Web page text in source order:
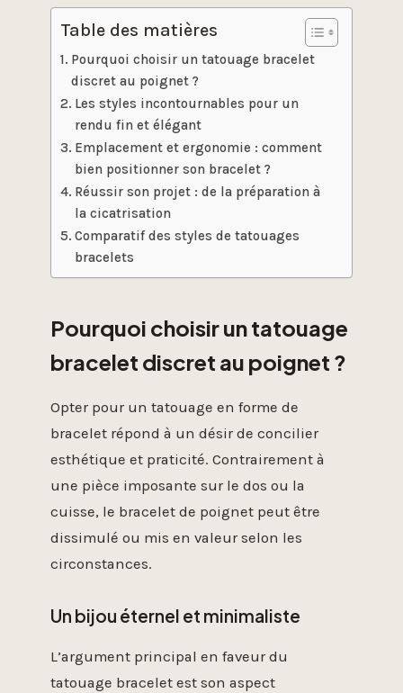
Table des matières
Pourquoi choisir un tatouage bracelet
discret au poignet ?
Les styles incontournables pour un
rendu fin et élégant
Emplacement et ergonomie : comment
bien positionner son bracelet ?
Réussir son projet : de la préparation à
la cicatrisation
Comparatif des styles de tatouages
bracelets
Pourquoi choisir un tatouage
bracelet discret au poignet ?
Opter pour un tatouage en forme de
bracelet répond à un désir de concilier
esthétique et praticité. Contrairement à
une pièce imposante sur le dos ou la
cuisse, le bracelet de poignet peut être
dissimulé ou mis en valeur selon les
circonstances.
Un bijou éternel et minimaliste
L’argument principal en faveur du
tatouage bracelet est son aspect